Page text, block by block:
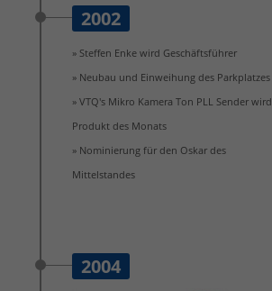
2002
» Steffen Enke wird Geschäftsführer
» Neubau und Einweihung des Parkplatzes
» VTQ's Mikro Kamera Ton PLL Sender wird
Produkt des Monats
» Nominierung für den Oskar des
Mittelstandes
2004